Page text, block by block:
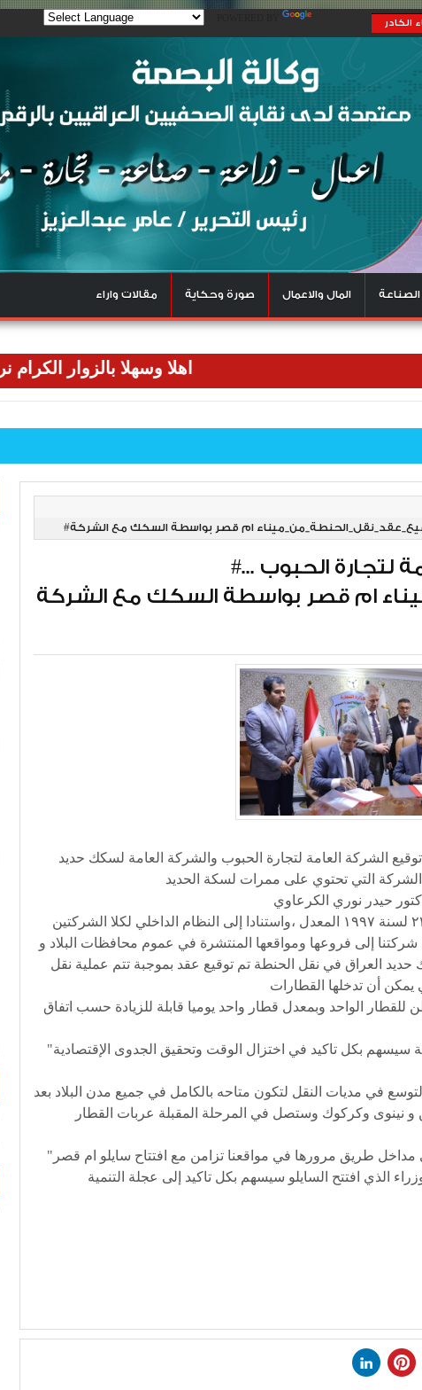
الكادر
الصناعة المال والاعمال صورة وحكاية مقالات واراء
اهلا وسهلا بالزوار الكرام نرحب
#إنجاز_جديد_تحققة_الشركة_العامة لتجارة الحبوب ... #توقيع_عقد_نقل_الحنطة_من_ميناء ام قصر بواسطة السكك مع الشركة
#إنجاز_جديد_تحققة_الشركة_العامة لتجارة الحبوب ...
ام قصر بواسطة السكك مع الشركة
التجارة اليوم الأربعاء ١٥ - ٣ - ٢٠٢٣ عن توقيع الشركة العامة لتجارة الحبوب والشركة العامة لسكك حديد
وقال استنادا إلى أحكام قانون الشركات العامة رقم ٢٢ لسنة ١٩٩٧ المعدل ،واستنادا إلى النظام الداخلي لكلا الشركتين
إلى فروعها ومواقعها المنتشرة في عموم محافظات البلاد و
حديد العراق في نقل الحنطة تم توقيع عقد بموجبة تتم عملية نقل
الواحد وبمعدل قطار واحد يوميا قابلة للزيادة حسب اتفاق
"الكرعاوي" أكد إعادة نقل الحنطة عبر السكك الحديدية سيسهم بكل تاكيد في اختزال الوقت وتحقيق الجدوى الإقتصادية
في مديات النقل لتكون متاحه بالكامل في جميع مدن البلاد بعد
و نينوى وكركوك وستصل في المرحلة المقبلة عربات القطار
"الكرعاوي " بين إلى تأهيل وصيانة السكك المودية إلى مداخل طريق مرورها في مواقعنا تزامن مع افتتاح سايلو ام قصر
الذي افتتح السايلو سيسهم بكل تاكيد إلى عجلة التنمية